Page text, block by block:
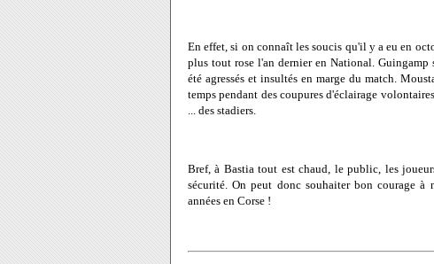
En effet, si on connaît les soucis qu'il y a eu en
plus tout rose l'an dernier en National.
été agressés et insultés en marge du match.
temps pendant des coupures d'éclairage
... des stadiers.
Bref, à Bastia tout est chaud, le public, les
sécurité. On peut donc souhaiter bon courage
années en Corse !